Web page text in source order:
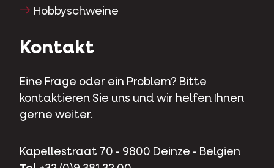
Hobbyschweine
Kontakt
Eine Frage oder ein Problem? Bitte
kontaktieren Sie uns und wir helfen Ihnen
gerne weiter.
Kapellestraat 70 - 9800 Deinze - Belgien